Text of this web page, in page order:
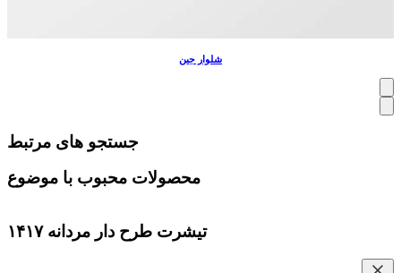
شلوار جین
جستجو های مرتبط
محصولات محبوب با موضوع
تیشرت طرح دار مردانه ۱۴۱۷